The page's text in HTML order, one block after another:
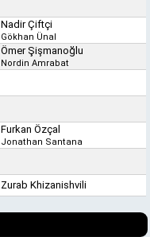
Nadir Çiftçi
Gökhan Ünal
Ömer Şişmanoğlu
Nordin Amrabat
Furkan Özçal
Jonathan Santana
Zurab Khizanishvili